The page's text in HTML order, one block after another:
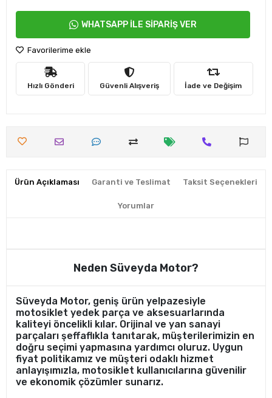
WHATSAPP İLE SİPARİŞ VER
Favorilerime ekle
Hızlı Gönderi Güvenli Alışveriş İade ve Değişim
Ürün Açıklaması Garanti ve Teslimat Taksit Seçenekleri
Yorumlar
Neden Süveyda Motor?
Süveyda Motor, geniş ürün yelpazesiyle
motosiklet yedek parça ve aksesuarlarında
kaliteyi öncelikli kılar. Orijinal ve yan sanayi
parçaları şeffaflıkla tanıtarak, müşterilerimizin en
doğru seçimi yapmasına yardımcı oluruz. Uygun
fiyat politikamız ve müşteri odaklı hizmet
anlayışımızla, motosiklet kullanıcılarına güvenilir
ve ekonomik çözümler sunarız.